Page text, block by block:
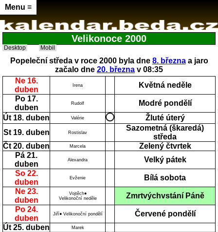
Menu ≡
Velikonoce 2000
Desktop Mobil
Popeleční středa v roce 2000 byla dne 8. březnaa jaro
začalo dne 20. března v 08:35
Ne 16.
duben
Irena
Květná neděle
Po 17.
duben
Rudolf
Modré pondělí
Út 18. duben
Valérie
Žluté úterý
St 19. duben
Rostislav
Sazometná (škaredá)
středa
Čt 20. duben
Marcela
Zelený čtvrtek
Pá 21.
duben
Alexandra
Velký pátek
So 22.
duben
Evženie
Bílá sobota
Ne 23.
duben
Vojtěch●
Velikonoční neděle
Zmrtvýchvstání Páně
Po 24.
duben
Jiří● Velikonoční pondělí
Červené pondělí
Út 25. duben
Marek